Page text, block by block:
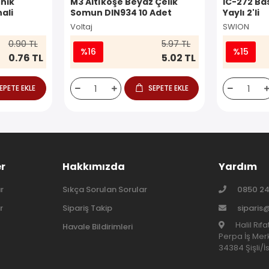
0.90 TL
0.76 TL
EKLE
Somun DIN934 10 Adet
Voltaj
%16
5.97 TL
5.02 TL
SEPETE EKLE
Yaylı 2'li
SWION
%15
Hakkımızda
Sıkça Sorulan Sorular
Sipariş Takip
Havale Bildirimleri
Yardım
0850
Halil
Perpa İş
34384 Şişli/